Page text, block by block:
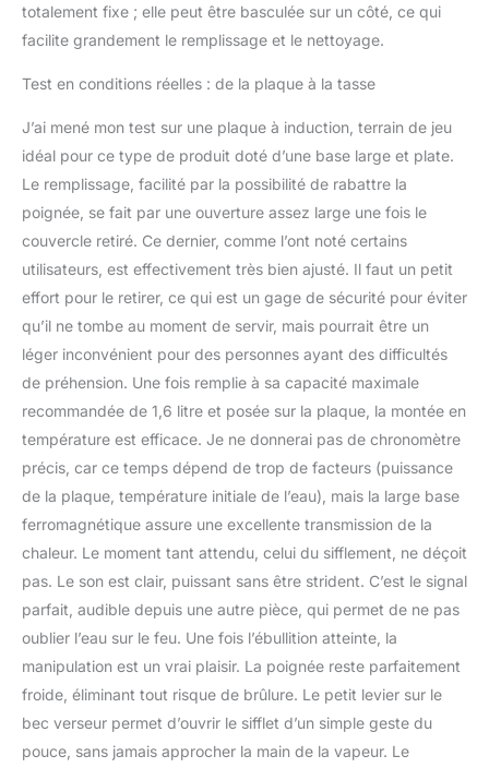
Meringue,
40101027160000
totalement fixe ; elle peut être basculée sur un côté, ce qui
facilite grandement le remplissage et le nettoyage.
Test en conditions réelles : de la plaque à la tasse
J’ai mené mon test sur une plaque à induction, terrain de jeu
idéal pour ce type de produit doté d’une base large et plate.
Le remplissage, facilité par la possibilité de rabattre la
poignée, se fait par une ouverture assez large une fois le
couvercle retiré. Ce dernier, comme l’ont noté certains
utilisateurs, est effectivement très bien ajusté. Il faut un petit
effort pour le retirer, ce qui est un gage de sécurité pour éviter
qu’il ne tombe au moment de servir, mais pourrait être un
léger inconvénient pour des personnes ayant des difficultés
de préhension. Une fois remplie à sa capacité maximale
recommandée de 1,6 litre et posée sur la plaque, la montée en
température est efficace. Je ne donnerai pas de chronomètre
précis, car ce temps dépend de trop de facteurs (puissance
de la plaque, température initiale de l’eau), mais la large base
ferromagnétique assure une excellente transmission de la
chaleur. Le moment tant attendu, celui du sifflement, ne déçoit
pas. Le son est clair, puissant sans être strident. C’est le signal
parfait, audible depuis une autre pièce, qui permet de ne pas
oublier l’eau sur le feu. Une fois l’ébullition atteinte, la
manipulation est un vrai plaisir. La poignée reste parfaitement
froide, éliminant tout risque de brûlure. Le petit levier sur le
bec verseur permet d’ouvrir le sifflet d’un simple geste du
pouce, sans jamais approcher la main de la vapeur. Le